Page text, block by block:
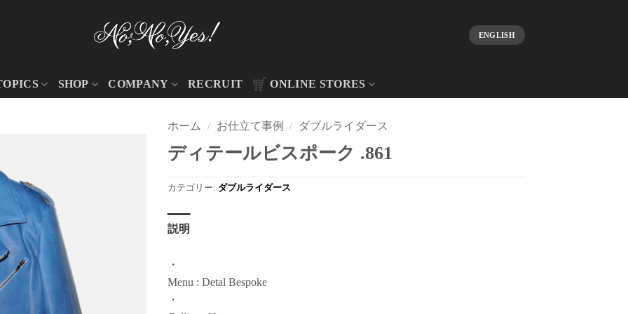
ENGLISH
SHOP COMPANY RECRUIT ONLINE STORES
ホーム / お仕立て事例 / ダブルライダース
ディテールビスポーク .861
カテゴリー: ダブルライダース
説明
・
Menu : Detal Bespoke
・